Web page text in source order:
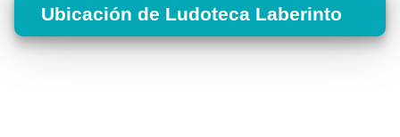
Ubicación de Ludoteca Laberinto